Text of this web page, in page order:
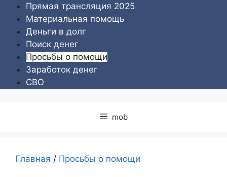
Перейти
содержимому
Прямая трансляция 2025
Материальная помощь
Деньги в долг
Поиск денег
Просьбы о помощи
Заработок денег
СВО
mob
Главная / Просьбы о помощи